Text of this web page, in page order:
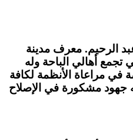
عبد الرحيم. معرف مدينة
تجمع أهالي الباحة وله
في مراعاة الأنظمة لكافة
جهود مشكورة في الإصلاح